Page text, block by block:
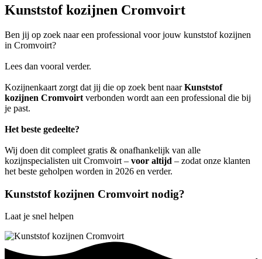
Kunststof kozijnen Cromvoirt
Ben jij op zoek naar een professional voor jouw kunststof kozijnen
in Cromvoirt?
Lees dan vooral verder.
Kozijnenkaart zorgt dat jij die op zoek bent naarKunststof
kozijnen Cromvoirt verbonden wordt aan een professional die bij
je past.
Het beste gedeelte?
Wij doen dit compleet gratis & onafhankelijk van alle
kozijnspecialisten uit Cromvoirt – voor altijd – zodat onze klanten
het beste geholpen worden in 2026 en verder.
Kunststof kozijnen Cromvoirt nodig?
Laat je snel helpen